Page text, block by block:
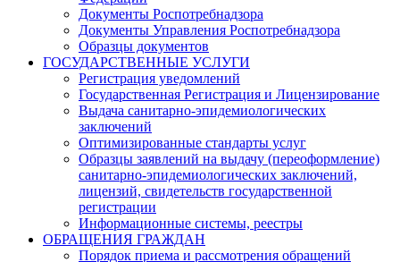
Документы Роспотребнадзора
Документы Управления Роспотребнадзора
Образцы документов
ГОСУДАРСТВЕННЫЕ УСЛУГИ
Регистрация уведомлений
Государственная Регистрация и Лицензирование
Выдача санитарно-эпидемиологических
заключений
Оптимизированные стандарты услуг
Образцы заявлений на выдачу (переоформление)
санитарно-эпидемиологических заключений,
лицензий, свидетельств государственной
регистрации
Информационные системы, реестры
ОБРАЩЕНИЯ ГРАЖДАН
Порядок приема и рассмотрения обращений